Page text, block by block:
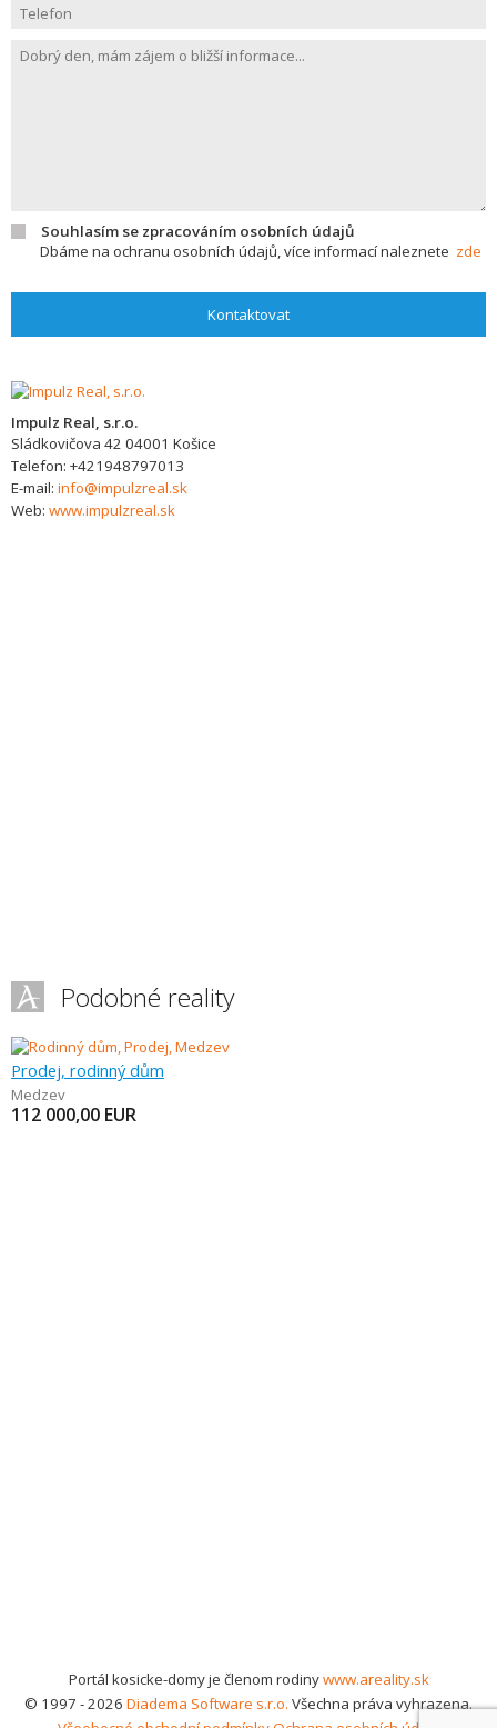
Souhlasím se zpracováním osobních údajů
Dbáme na ochranu osobních údajů, více informací naleznete zde
Kontaktovat
Impulz Real, s.r.o.
Sládkovičova 42 04001 Košice
Telefon: +421948797013
E-mail: info@impulzreal.sk
Web: www.impulzreal.sk
Podobné reality
Prodej, rodinný dům
Medzev
112 000,00 EUR
Portál kosicke-domy je členom rodinywww.areality.sk
© 1997 - 2026 Diadema Software s.r.o. Všechna práva vyhrazena.